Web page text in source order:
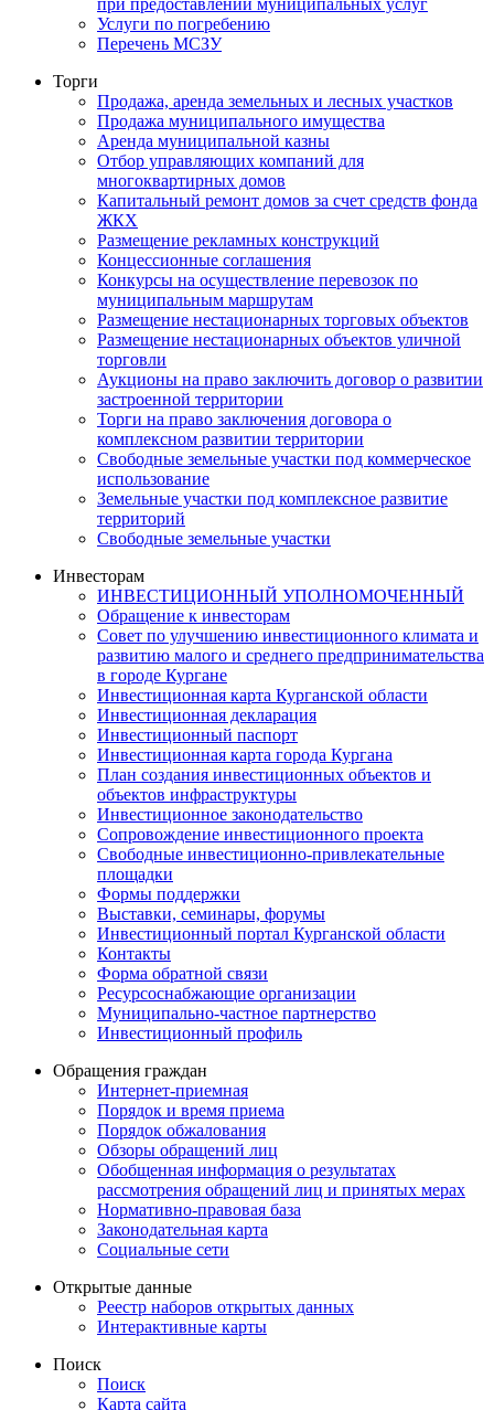
Услуги по погребению
Перечень МСЗУ
Торги
Продажа, аренда земельных и лесных участков
Продажа муниципального имущества
Аренда муниципальной казны
Отбор управляющих компаний для
многоквартирных домов
Капитальный ремонт домов за счет средств фонда
ЖКХ
Размещение рекламных конструкций
Концессионные соглашения
Конкурсы на осуществление перевозок по
муниципальным маршрутам
Размещение нестационарных торговых объектов
Размещение нестационарных объектов уличной
торговли
Аукционы на право заключить договор о развитии
застроенной территории
Торги на право заключения договора о
комплексном развитии территории
Свободные земельные участки под коммерческое
использование
Земельные участки под комплексное развитие
территорий
Свободные земельные участки
Инвесторам
ИНВЕСТИЦИОННЫЙ УПОЛНОМОЧЕННЫЙ
Обращение к инвесторам
Совет по улучшению инвестиционного климата и
развитию малого и среднего предпринимательства
в городе Кургане
Инвестиционная карта Курганской области
Инвестиционная декларация
Инвестиционный паспорт
Инвестиционная карта города Кургана
План создания инвестиционных объектов и
объектов инфраструктуры
Инвестиционное законодательство
Сопровождение инвестиционного проекта
Свободные инвестиционно-привлекательные
площадки
Формы поддержки
Выставки, семинары, форумы
Инвестиционный портал Курганской области
Контакты
Форма обратной связи
Ресурсоснабжающие организации
Муниципально-частное партнерство
Инвестиционный профиль
Обращения граждан
Интернет-приемная
Порядок и время приема
Порядок обжалования
Обзоры обращений лиц
Обобщенная информация о результатах
рассмотрения обращений лиц и принятых мерах
Нормативно-правовая база
Законодательная карта
Социальные сети
Открытые данные
Реестр наборов открытых данных
Интерактивные карты
Поиск
Поиск
Карта сайта